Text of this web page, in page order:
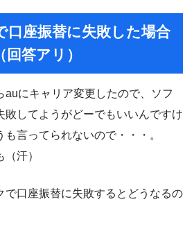
口座振替に失敗した場合
答アリ）
auにキャリア変更したので、ソフ
敗してようがどーでもいいんですけ
言ってられないので・・・。
汗）
で口座振替に失敗するとどうなるの